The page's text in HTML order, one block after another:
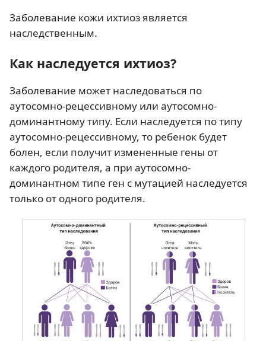
Заболевание кожи ихтиоз является
наследственным.
Как наследуется ихтиоз?
Заболевание может наследоваться по
аутосомно-рецессивному или аутосомно-
доминантному типу. Если наследуется по типу
аутосомно-рецессивному, то ребенок будет
болен, если получит измененные гены от
каждого родителя, а при аутосомно-
доминантном типе ген с мутацией наследуется
только от одного родителя.